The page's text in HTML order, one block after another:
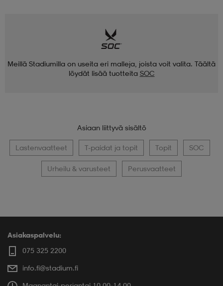
Meillä Stadiumilla on useita eri malleja, joista voit valita. Täältä
löydät lisää tuotteita SOC
Asiaan liittyvä sisältö
Lastenvaatteet T-paidat ja topit Topit SOC
Urheilu & varusteet Perusvaatteet
Asiakaspalvelu:
075 325 2200
info.fi@stadium.fi